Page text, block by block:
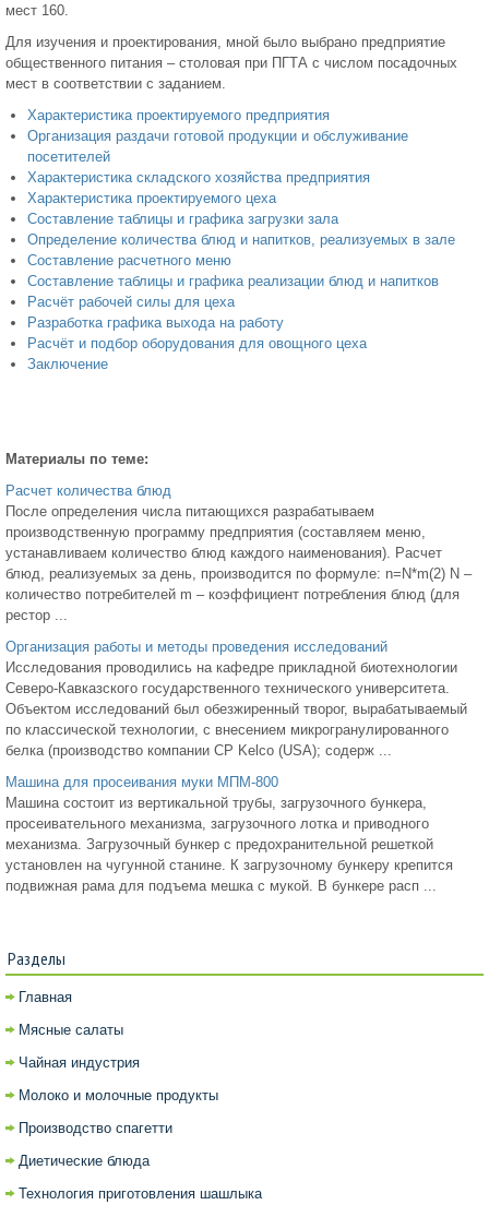
мест 160.
Для изучения и проектирования, мной было выбрано предприятие
общественного питания – столовая при ПГТА с числом посадочных
мест в соответствии с заданием.
Характеристика проектируемого предприятия
Организация раздачи готовой продукции и обслуживание
посетителей
Характеристика складского хозяйства предприятия
Характеристика проектируемого цеха
Составление таблицы и графика загрузки зала
Определение количества блюд и напитков, реализуемых в зале
Составление расчетного меню
Составление таблицы и графика реализации блюд и напитков
Расчёт рабочей силы для цеха
Разработка графика выхода на работу
Расчёт и подбор оборудования для овощного цеха
Заключение
Материалы по теме:
Расчет количества блюд
После определения числа питающихся разрабатываем
производственную программу предприятия (составляем меню,
устанавливаем количество блюд каждого наименования). Расчет
блюд, реализуемых за день, производится по формуле: n=N*m(2) N –
количество потребителей m – коэффициент потребления блюд (для
рестор ...
Организация работы и методы проведения исследований
Исследования проводились на кафедре прикладной биотехнологии
Северо-Кавказского государственного технического университета.
Объектом исследований был обезжиренный творог, вырабатываемый
по классической технологии, с внесением микрогранулированного
белка (производство компании CP Kelco (USA); содерж ...
Машина для просеивания муки МПМ-800
Машина состоит из вертикальной трубы, загрузочного бункера,
просеивательного механизма, загрузочного лотка и приводного
механизма. Загрузочный бункер с предохранительной решеткой
установлен на чугунной станине. К загрузочному бункеру крепится
подвижная рама для подъема мешка с мукой. В бункере расп ...
Разделы
Главная
Мясные салаты
Чайная индустрия
Молоко и молочные продукты
Производство спагетти
Диетические блюда
Технология приготовления шашлыка